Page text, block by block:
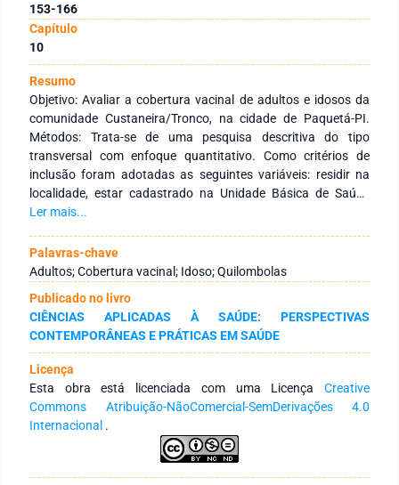
153-166
Capítulo
10
Resumo
Objetivo: Avaliar a cobertura vacinal de adultos e idosos da
comunidade Custaneira/Tronco, na cidade de Paquetá-PI.
Métodos: Trata-se de uma pesquisa descritiva do tipo
transversal com enfoque quantitativo. Como critérios de
inclusão foram adotadas as seguintes variáveis: residir na
localidade, estar cadastrado na Unidade Básica de Saúde
(UBS), independente do sexo, com idade entre 19 e 59 anos
Segundo os dados obtidos, foram entrevistadas 52 pessoas
entre 19 e 80 anos, dos quais enquadravam-se nos critérios
de inclusão supracitados. Grande parte possui atraso na
vacina de difteria e tétano (78%), hepatite B (78%), seguidos
de tríplice viral (63,5%) e febre amarela (59,6%). Conclusão:
Destarte, é possível dizer que os objetivos propostos neste
estudo foram alcançados. Mediante análise realizada, foi
possível constatar um atraso nas principais vacinas do
calendário adulto preconizado.
Ler mais...
Palavras-chave
Adultos; Cobertura vacinal; Idoso; Quilombolas
Publicado no livro
CIÊNCIAS APLICADAS À SAÚDE: PERSPECTIVAS
CONTEMPORÂNEAS E PRÁTICAS EM SAÚDE
Licença
Esta obra está licenciada com uma Licença Creative
Commons Atribuição-NãoComercial-SemDerivações 4.0
Internacional .